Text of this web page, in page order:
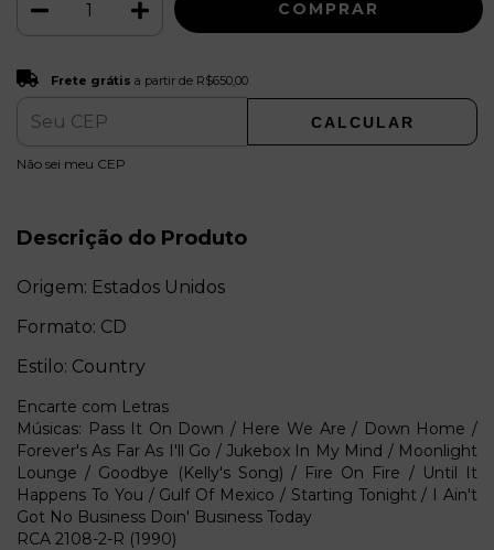
Entregas para o CEP: ALTERAR CEP
Frete grátis a partir de R$650,00
CALCULAR
Não sei meu CEP
Descrição do Produto
Origem: Estados Unidos
Formato: CD
Estilo: Country
Encarte com Letras
Músicas: Pass It On Down / Here We Are / Down Home /
Forever's As Far As I'll Go / Jukebox In My Mind / Moonlight
Lounge / Goodbye (Kelly's Song) / Fire On Fire / Until It
Happens To You / Gulf Of Mexico / Starting Tonight / I Ain't
Got No Business Doin' Business Today
RCA 2108-2-R (1990)